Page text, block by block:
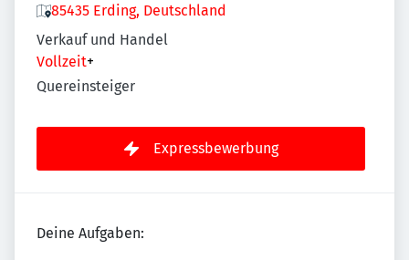
85435 Erding, Deutschland
Verkauf und Handel
Vollzeit+
Quereinsteiger
Expressbewerbung
Deine Aufgaben: